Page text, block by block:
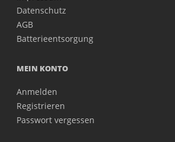
Datenschutz
AGB
Batterieentsorgung
MEIN KONTO
Anmelden
Registrieren
Passwort vergessen